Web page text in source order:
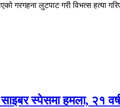
गरगहना लुटपाट गरी विभत्स हत्या
स्पेसमा हमला, २१